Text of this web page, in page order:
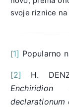
svoje riznice
[1] Popularno
[2]
H.
declarationum